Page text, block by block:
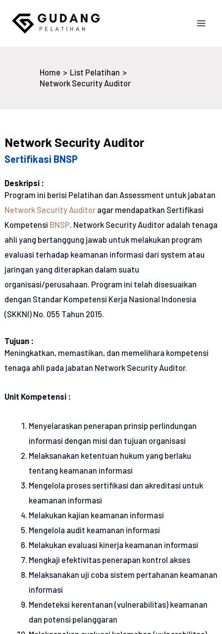
content
Home
List Pelatihan
Network Security Auditor
Network Security Auditor
Sertifikasi BNSP
Deskripsi :
Program ini berisi Pelatihan dan Assessment untuk jabatan
Network Security Auditor agar mendapatkan Sertifikasi
Kompetensi BNSP. Network Security Auditor adalah tenaga
ahli yang bertanggung jawab untuk melakukan program
evaluasi terhadap keamanan informasi dari system atau
jaringan yang diterapkan dalam suatu
organisasi/perusahaan. Program ini telah disesuaikan
dengan Standar Kompetensi Kerja Nasional Indonesia
(SKKNI) No. 055 Tahun 2015.
Tujuan :
Meningkatkan, memastikan, dan memelihara kompetensi
tenaga ahli pada jabatan Network Security Auditor.
Unit Kompetensi :
Menyelaraskan penerapan prinsip perlindungan
informasi dengan misi dan tujuan organisasi
Melaksanakan ketentuan hukum yang berlaku
tentang keamanan informasi
Mengelola proses sertifikasi dan akreditasi untuk
keamanan informasi
Melakukan kajian keamanan informasi
Mengelola audit keamanan informasi
Melakukan evaluasi kinerja keamanan informasi
Mengkaji efektivitas penerapan kontrol akses
Melaksanakan uji coba sistem pertahanan keamanan
informasi
Mendeteksi kerentanan (vulnerabilitas) keamanan
dan potensi pelanggaran